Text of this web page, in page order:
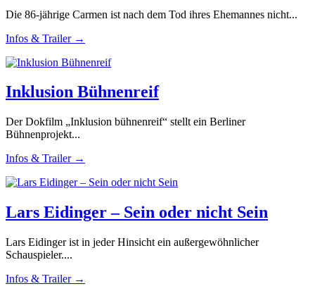
Die 86-jährige Carmen ist nach dem Tod ihres Ehemannes nicht...
Infos & Trailer →
Inklusion Bühnenreif
Der Dokfilm „Inklusion bühnenreif“ stellt ein Berliner
Bühnenprojekt...
Infos & Trailer →
Lars Eidinger – Sein oder nicht Sein
Lars Eidinger ist in jeder Hinsicht ein außergewöhnlicher
Schauspieler....
Infos & Trailer →